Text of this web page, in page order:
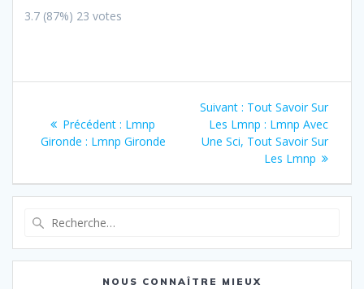
3.7 (87%) 23 votes
de
Précédent : Article
précédent
Lmnp
Gironde : Lmnp Gironde
Suivant : Article
suivant
:
Tout Savoir Sur
Les Lmnp : Lmnp Avec
Une Sci, Tout Savoir Sur
Les Lmnp
:
NOUS CONNAÎTRE MIEUX